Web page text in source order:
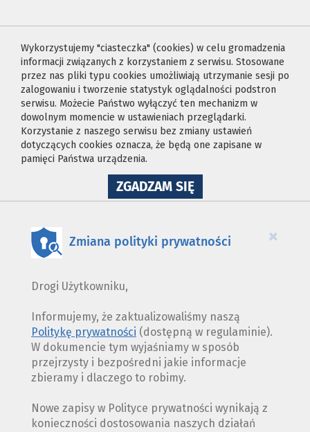
Wykorzystujemy "ciasteczka" (cookies) w celu gromadzenia
informacji związanych z korzystaniem z serwisu. Stosowane
przez nas pliki typu cookies umożliwiają utrzymanie sesji po
zalogowaniu i tworzenie statystyk oglądalności podstron
serwisu. Możecie Państwo wyłączyć ten mechanizm w
dowolnym momencie w ustawieniach przeglądarki.
Korzystanie z naszego serwisu bez zmiany ustawień
dotyczących cookies oznacza, że będą one zapisane w
pamięci Państwa urządzenia.
ZGADZAM SIĘNA
WYKORZYSTANIE
×
Zmiana polityki prywatności
Drogi Użytkowniku,
Informujemy, że zaktualizowaliśmy naszą
Politykę prywatności (dostępną w regulaminie).
W dokumencie tym wyjaśniamy w sposób
przejrzysty i bezpośredni jakie informacje
zbieramy i dlaczego to robimy.
Nowe zapisy w Polityce prywatności wynikają z
konieczności dostosowania naszych działań